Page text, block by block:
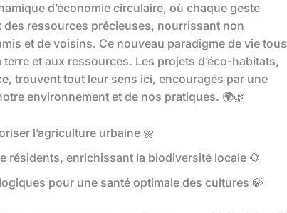
d’économie circulaire, où chaque geste
ressources précieuses, nourrissant non
et de voisins. Ce nouveau paradigme de vie tous
et aux ressources. Les projets d’éco-habitats,
, trouvent tout leur sens ici, encouragés par une
environnement et de nos pratiques. 🌍🌿
l’agriculture urbaine 🌼
résidents, enrichissant la biodiversité locale 🌻
pour une santé optimale des cultures 🍃